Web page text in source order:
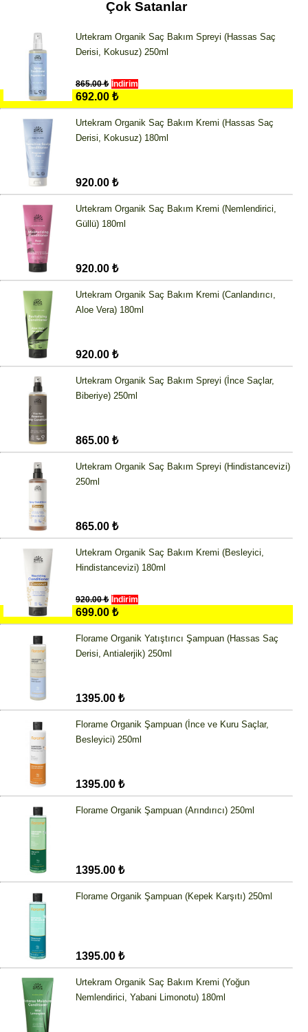
Çok Satanlar
Urtekram Organik Saç Bakım Spreyi (Hassas Saç
Derisi, Kokusuz) 250ml
865.00 ₺ İndirim
692.00 ₺
Urtekram Organik Saç Bakım Kremi (Hassas Saç
Derisi, Kokusuz) 180ml
920.00 ₺
Urtekram Organik Saç Bakım Kremi (Nemlendirici,
Güllü) 180ml
920.00 ₺
Urtekram Organik Saç Bakım Kremi (Canlandırıcı,
Aloe Vera) 180ml
920.00 ₺
Urtekram Organik Saç Bakım Spreyi (İnce Saçlar,
Biberiye) 250ml
865.00 ₺
Urtekram Organik Saç Bakım Spreyi (Hindistancevizi)
250ml
865.00 ₺
Urtekram Organik Saç Bakım Kremi (Besleyici,
Hindistancevizi) 180ml
920.00 ₺ İndirim
699.00 ₺
Florame Organik Yatıştırıcı Şampuan (Hassas Saç
Derisi, Antialerjik) 250ml
1395.00 ₺
Florame Organik Şampuan (İnce ve Kuru Saçlar,
Besleyici) 250ml
1395.00 ₺
Florame Organik Şampuan (Arındırıcı) 250ml
1395.00 ₺
Florame Organik Şampuan (Kepek Karşıtı) 250ml
1395.00 ₺
Urtekram Organik Saç Bakım Kremi (Yoğun
Nemlendirici, Yabani Limonotu) 180ml